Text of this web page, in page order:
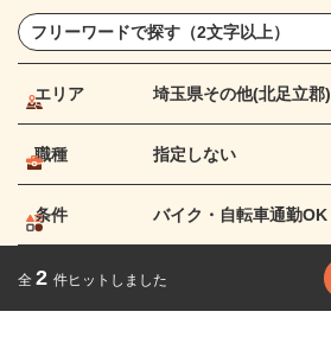
エリア 埼玉県その他(北足立郡)
職種 指定しない
条件 バイク・自転車通勤OK
全 2 件ヒットしました